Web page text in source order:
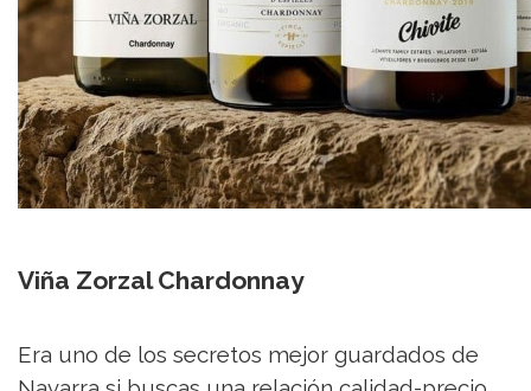
Viña Zorzal Chardonnay
Era uno de los secretos mejor guardados de